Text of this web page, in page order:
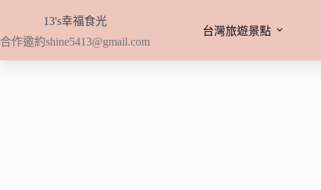
主
要
13's幸福食光
合作邀約shine5413@gmail.com
台灣旅遊景點